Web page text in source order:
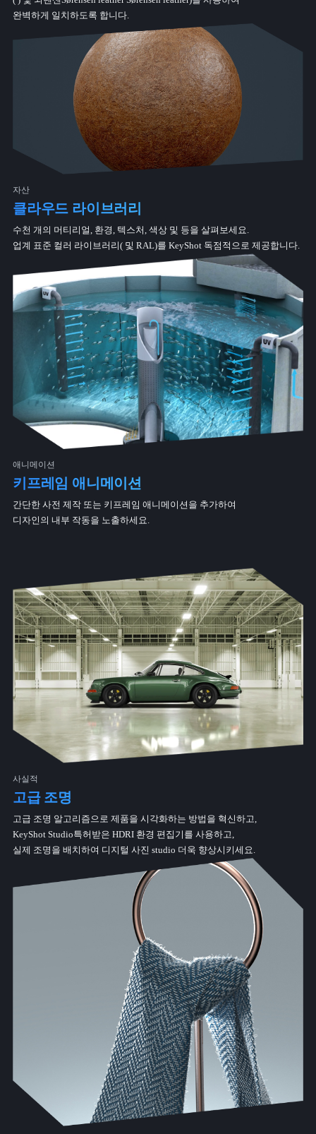
완벽하게 일치하도록 합니다.
자산
클라우드 라이브러리
수천 개의 머티리얼, 환경, 텍스처, 색상 및 등을 살펴보세요.
업계 표준 컬러 라이브러리( 및 RAL)를 KeyShot 독점적으로 제공합니다.
애니메이션
키프레임 애니메이션
간단한 사전 제작 또는 키프레임 애니메이션을 추가하여
디자인의 내부 작동을 노출하세요.
사실적
고급 조명
고급 조명 알고리즘으로 제품을 시각화하는 방법을 혁신하고,
KeyShot Studio특허받은 HDRI 환경 편집기를 사용하고,
실제 조명을 배치하여 디지털 사진 studio 더욱 향상시키세요.